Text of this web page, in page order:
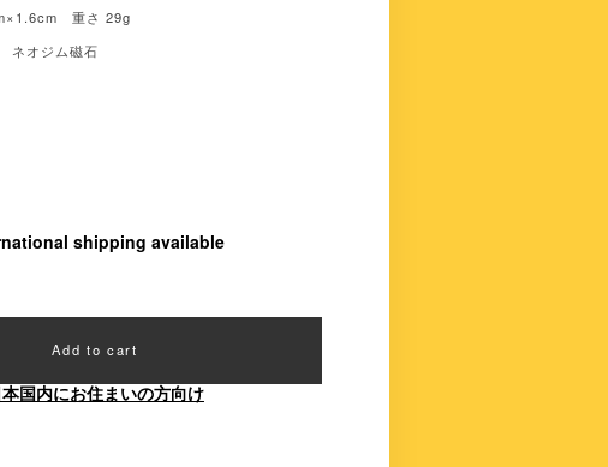
重さ 29g
オジム磁石
shipping available
Add to cart
国内にお住まいの方向け